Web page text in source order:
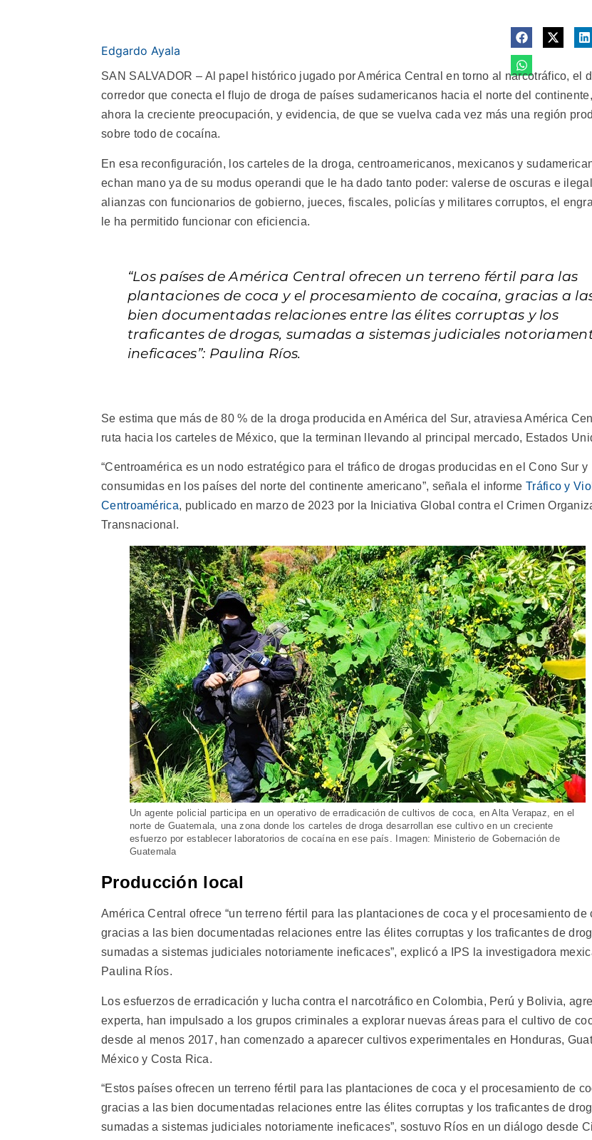
Edgardo Ayala
SAN SALVADOR – Al papel histórico jugado por América Central en torno al narcotráfico, el
corredor que conecta el flujo de droga de países sudamericanos hacia el norte del
ahora la creciente preocupación, y evidencia, de que se vuelva cada vez más una región
sobre todo de cocaína.
En esa reconfiguración, los carteles de la droga, centroamericanos, mexicanos y
echan mano ya de su modus operandi que le ha dado tanto poder: valerse de oscuras e
alianzas con funcionarios de gobierno, jueces, fiscales, policías y militares corruptos, el
le ha permitido funcionar con eficiencia.
“Los países de América Central ofrecen un terreno fértil para las
plantaciones de coca y el procesamiento de cocaína, gracias a
bien documentadas relaciones entre las élites corruptas y los
traficantes de drogas, sumadas a sistemas judiciales
ineficaces”: Paulina Ríos.
Se estima que más de 80 % de la droga producida en América del Sur, atraviesa América
ruta hacia los carteles de México, que la terminan llevando al principal mercado, Estados
“Centroamérica es un nodo estratégico para el tráfico de drogas producidas en el Cono Sur y
consumidas en los países del norte del continente americano”, señala el informe Tráfico y
Centroamérica, publicado en marzo de 2023 por la Iniciativa Global contra el Crimen
Transnacional.
Un agente policial participa en un operativo de erradicación de cultivos de coca, en Alta Verapaz, en el
norte de Guatemala, una zona donde los carteles de droga desarrollan ese cultivo en un creciente
esfuerzo por establecer laboratorios de cocaína en ese país. Imagen: Ministerio de Gobernación de
Guatemala
Producción local
América Central ofrece “un terreno fértil para las plantaciones de coca y el procesamiento de
gracias a las bien documentadas relaciones entre las élites corruptas y los traficantes de
sumadas a sistemas judiciales notoriamente ineficaces”, explicó a IPS la investigadora
Paulina Ríos.
Los esfuerzos de erradicación y lucha contra el narcotráfico en Colombia, Perú y Bolivia,
experta, han impulsado a los grupos criminales a explorar nuevas áreas para el cultivo de
desde al menos 2017, han comenzado a aparecer cultivos experimentales en Honduras,
México y Costa Rica.
“Estos países ofrecen un terreno fértil para las plantaciones de coca y el procesamiento de
gracias a las bien documentadas relaciones entre las élites corruptas y los traficantes de
sumadas a sistemas judiciales notoriamente ineficaces”, sostuvo Ríos en un diálogo desde